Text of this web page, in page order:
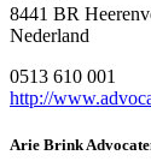
8441 BR
Nederland
0513 610 001
http://
Arie Brink